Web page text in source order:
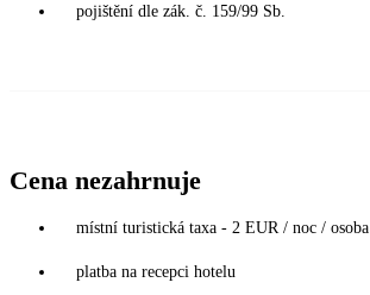
pojištění dle zák. č. 159/99 Sb.
Cena nezahrnuje
místní turistická taxa - 2 EUR / noc / osoba
platba na recepci hotelu